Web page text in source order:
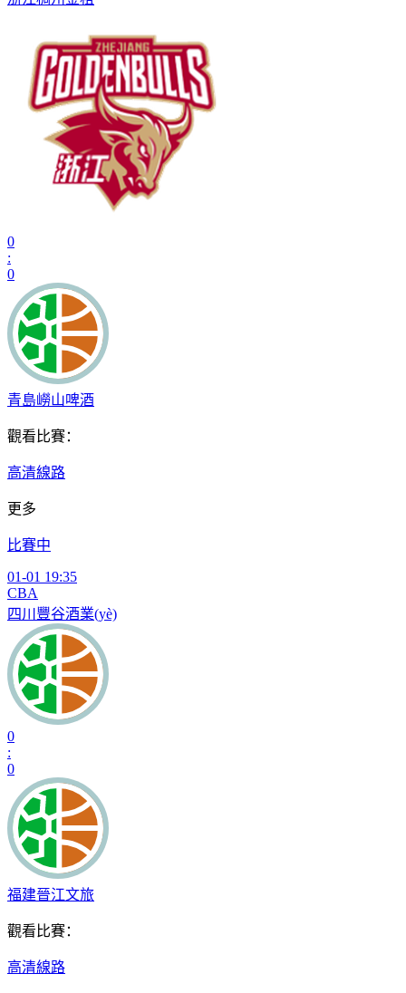
0
:
0
青島嶗山啤酒
觀看比賽：
高清線路
更多
比賽中
01-01 19:35
CBA
四川豐谷酒業(yè)
0
:
0
福建晉江文旅
觀看比賽：
高清線路